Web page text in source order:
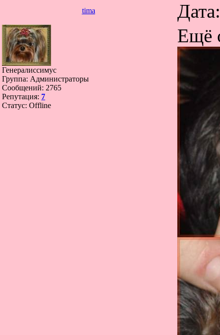
tima
Генералиссимус
Группа: Администраторы
Сообщений: 2765
Репутация: 7
Статус: Offline
Ещё